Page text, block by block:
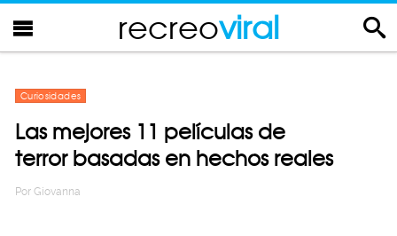
recreoviral
Curiosidades
Las mejores 11 películas de
terror basadas en hechos reales
Por Giovanna